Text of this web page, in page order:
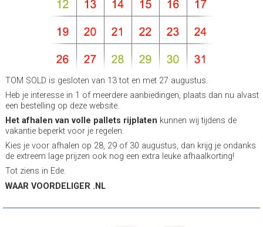
TOM SOLD is gesloten van 13 tot en met 27 augustus.
Heb je interesse in 1 of meerdere aanbiedingen, plaats dan nu alvast
een bestelling op deze website.
Het afhalen van volle pallets rijplaten kunnen wij tijdens de
vakantie beperkt voor je regelen.
Kies je voor afhalen op 28, 29 of 30 augustus, dan krijg je ondanks
de extreem lage prijzen ook nog een extra leuke afhaalkorting!
Tot ziens in Ede.
WAAR VOORDELIGER .NL